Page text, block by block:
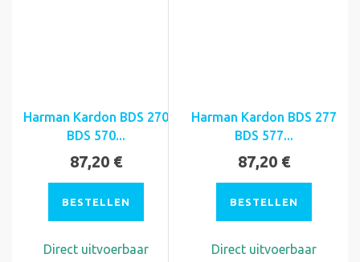
Harman Kardon BDS 270
BDS 570...
87,20 €
BESTELLEN
Direct uitvoerbaar
Harman Kardon BDS 277
BDS 577...
87,20 €
BESTELLEN
Direct uitvoerbaar